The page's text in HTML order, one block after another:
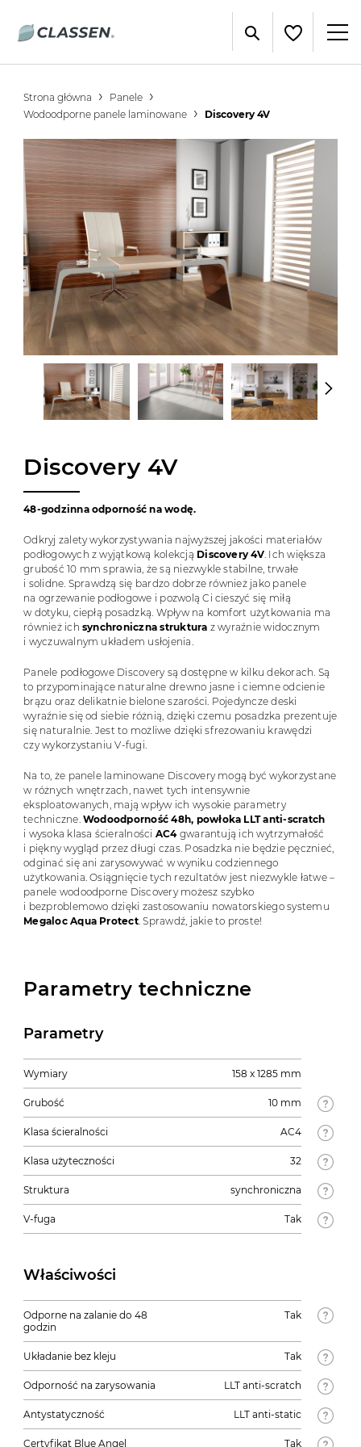
Strona główna
Panele
Wodoodporne panele laminowane
Discovery 4V
Discovery 4V
48-godzinna odporność na wodę.
Odkryj zalety wykorzystywania najwyższej jakości materiałów
podłogowych z wyjątkową kolekcją Discovery 4V. Ich większa
grubość 10 mm sprawia, że są niezwykle stabilne, trwałe
i solidne. Sprawdzą się bardzo dobrze również jako panele
na ogrzewanie podłogowe i pozwolą Ci cieszyć się miłą
w dotyku, ciepłą posadzką. Wpływ na komfort użytkowania ma
również ich synchroniczna struktura z wyraźnie widocznym
i wyczuwalnym układem usłojenia.
Panele podłogowe Discovery są dostępne w kilku dekorach. Są
to przypominające naturalne drewno jasne i ciemne odcienie
brązu oraz delikatnie bielone szarości. Pojedyncze deski
wyraźnie się od siebie różnią, dzięki czemu posadzka prezentuje
się naturalnie. Jest to możliwe dzięki sfrezowaniu krawędzi
czy wykorzystaniu V-fugi.
Na to, że panele laminowane Discovery mogą być wykorzystane
w różnych wnętrzach, nawet tych intensywnie
eksploatowanych, mają wpływ ich wysokie parametry
techniczne. Wodoodporność 48h, powłoka LLT anti-scratch
i wysoka klasa ścieralności AC4gwarantują ich wytrzymałość
i piękny wygląd przez długi czas. Posadzka nie będzie pęcznieć,
odginać się ani zarysowywać w wyniku codziennego
użytkowania. Osiągnięcie tych rezultatów jest niezwykle łatwe –
panele wodoodporne Discovery możesz szybko
i bezproblemowo dzięki zastosowaniu nowatorskiego systemu
Megaloc Aqua Protect. Sprawdź, jakie to proste!
Parametry techniczne
Parametry
Wymiary 158 x 1285 mm
Grubość 10 mm
Klasa ścieralności AC4
Klasa użyteczności 32
Struktura synchroniczna
V-fuga Tak
Właściwości
Odporne na zalanie do 48
godzin
Tak
Układanie bez kleju Tak
Odporność na zarysowania LLT anti-scratch
Antystatyczność LLT anti-static
Certyfikat Blue Angel Tak